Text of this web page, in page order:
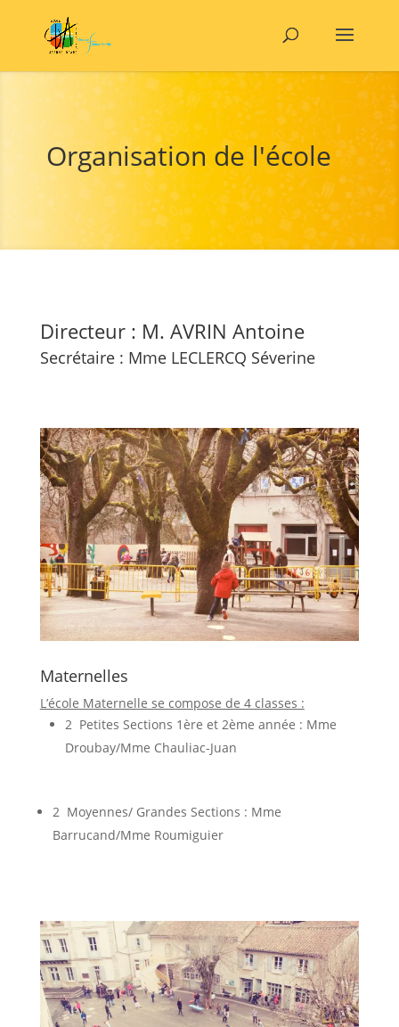
Organisation de l'école
Directeur : M. AVRIN Antoine
Secrétaire : Mme LECLERCQ Séverine
Maternelles
L’école Maternelle se compose de 4 classes :
2 Petites Sections 1ère et 2ème année : Mme
Droubay/Mme Chauliac-Juan
2 Moyennes/ Grandes Sections : Mme
Barrucand/Mme Roumiguier